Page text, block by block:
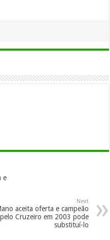
e
Next
aceita oferta e campeão
pelo Cruzeiro em 2003 pode
substituí-lo